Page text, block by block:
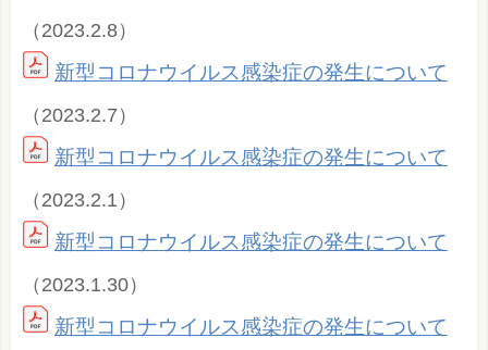
（2023.2.8）
新型コロナウイルス感染症の発生について
（2023.2.7）
新型コロナウイルス感染症の発生について
（2023.2.1）
新型コロナウイルス感染症の発生について
（2023.1.30）
新型コロナウイルス感染症の発生について